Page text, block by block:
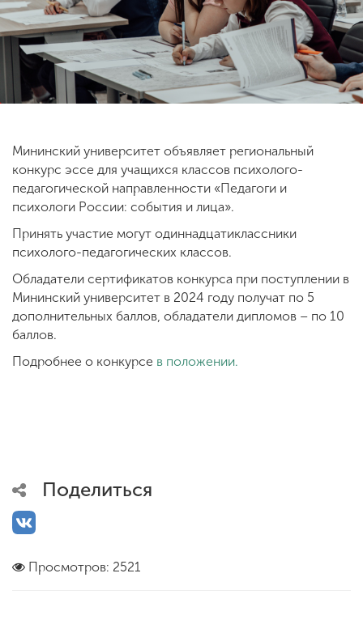
ENG SPN CHI
комиссия
+7 (831) 262-26-20
Мининский университет объявляет региональный
конкурс эссе для учащихся классов психолого-
педагогической направленности «Педагоги и
психологи России: события и лица».
Принять участие могут одиннадцатиклассники
психолого-педагогических классов.
Обладатели сертификатов конкурса при поступлении в
Мининский университет в 2024 году получат по 5
дополнительных баллов, обладатели дипломов – по 10
баллов.
Подробнее о конкурсе в положении.
Поделиться
Просмотров: 2521